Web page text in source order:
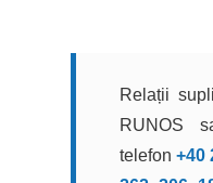
Relații
RUNOS
telefon +40